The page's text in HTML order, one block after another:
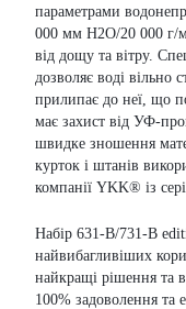
параметрами
000 мм H2O/20 000 г/
від дощу та вітру.
дозволяє воді вільно
прилипає до неї, що
має захист від УФ-
швидке зношення
курток і штанів
компанії YKK® із
Набір 631-B/731-B
найвибагливіших
найкращі рішення та
100% задоволення та